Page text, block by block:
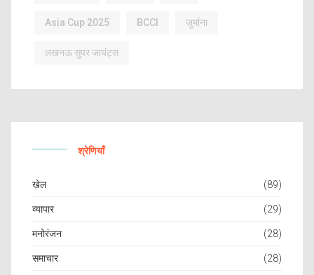
Asia Cup 2025 BCCI जुर्माना
लखनऊ सुपर जायंट्स
श्रेणियाँ
खेल (89)
व्यापार (29)
मनोरंजन (28)
समाचार (28)